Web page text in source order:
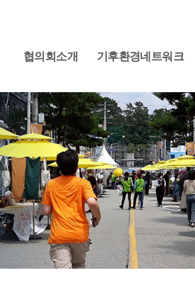
협의회소개 기후환경네트워크